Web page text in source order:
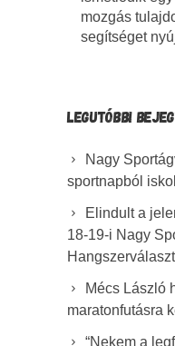
mozgás
segítséget
LEGUTÓBBI
Nagy
sportnapból
Elindult a
18-19-i Nagy
Mécs László
maratonfutásra
“Nekem a